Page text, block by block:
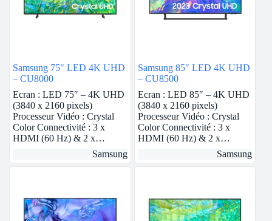
Samsung 75″ LED 4K UHD
– CU8000
Ecran : LED 75″ – 4K UHD
(3840 x 2160 pixels)
Processeur Vidéo : Crystal
Color Connectivité : 3 x
HDMI (60 Hz) & 2 x…
Samsung
Samsung 85″ LED 4K UHD
– CU8500
Ecran : LED 85″ – 4K UHD
(3840 x 2160 pixels)
Processeur Vidéo : Crystal
Color Connectivité : 3 x
HDMI (60 Hz) & 2 x…
Samsung